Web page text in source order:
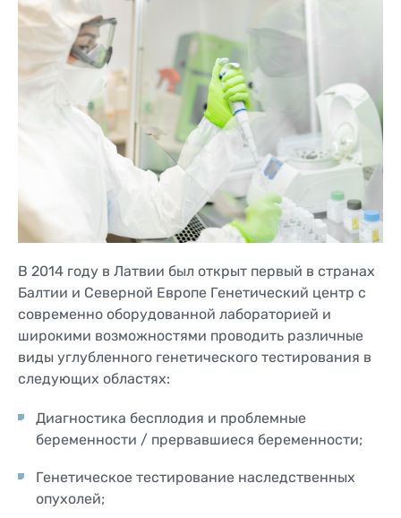
В 2014 году в Латвии был открыт первый в странах
Балтии и Северной Европе Генетический центр с
современно оборудованной лабораторией и
широкими возможностями проводить различные
виды углубленного генетического тестирования в
следующих областях:
Диагностика бесплодия и проблемные
беременности / прервавшиеся беременности;
Генетическое тестирование наследственных
опухолей;